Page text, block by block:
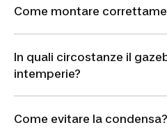
Come montare
In quali circostanze il
intemperie?
Come evitare la condensa?